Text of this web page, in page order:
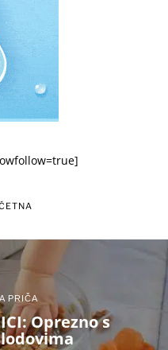
PRIČA
Oprezno s